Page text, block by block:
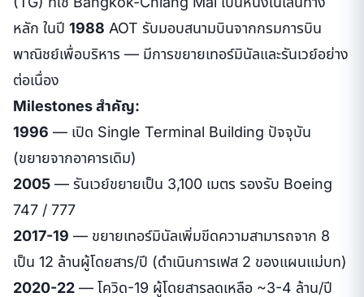
หลัก ในปี 1988 AOT รับมอบสนามบินจากกรมการบิน
พาณิชย์เพื่อบริหาร — มีการขยายเทอร์มินัลและรันเวย์อย่าง
ต่อเนื่อง
Milestones สำคัญ:
1996 — เปิด Single Terminal Building ปัจจุบัน
(ขยายจากอาคารเดิม)
2005 — รันเวย์ขยายเป็น 3,100 เมตร รองรับ Boeing
747 / 777
2017-19 — ขยายเทอร์มินัลเพิ่มขีดความสามารถจาก 8
เป็น 12 ล้านผู้โดยสาร/ปี (ดำเนินการเฟส 2 ของแผนแม่บท)
2020-22 — โควิด-19 ผู้โดยสารลดเหลือ ~3-4 ล้าน/ปี